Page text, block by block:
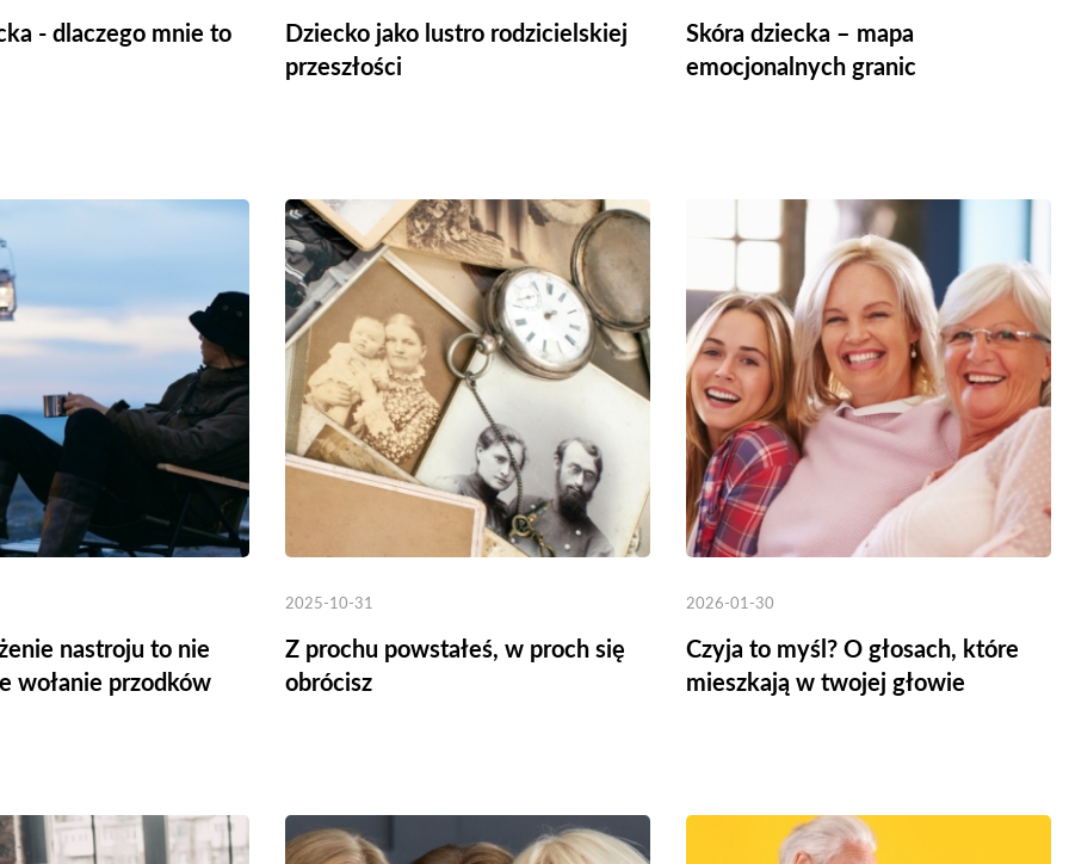
- dlaczego mnie to
Dziecko jako lustro rodzicielskiej
przeszłości
Skóra dziecka – mapa
emocjonalnych granic
nastroju to nie
wołanie przodków
2025-10-31
Z prochu powstałeś, w proch się
obrócisz
2026-01-30
Czyja to myśl? O głosach, które
mieszkają w twojej głowie